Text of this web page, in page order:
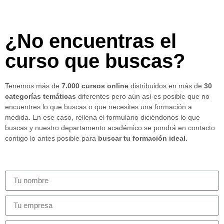
¿No encuentras el
curso que buscas?
Tenemos más de 7.000 cursos online distribuidos en más de 30
categorías temáticas diferentes pero aún así es posible que no
encuentres lo que buscas o que necesites una formación a
medida. En ese caso, rellena el formulario diciéndonos lo que
buscas y nuestro departamento académico se pondrá en contacto
contigo lo antes posible para buscar tu formación ideal.